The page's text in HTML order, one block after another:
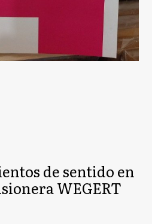
de sentido en
WEGERT